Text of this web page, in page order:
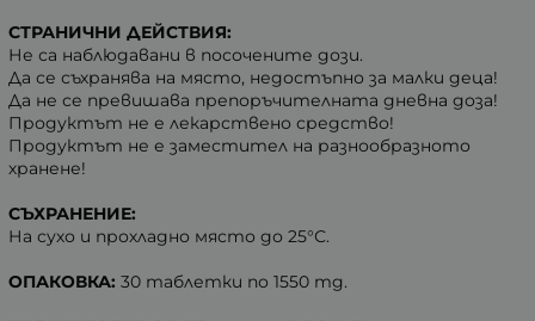
СТРАНИЧНИ ДЕЙСТВИЯ:
Не са наблюдавани в посочените дози.
Да се съхранява на място, недостъпно за малки деца!
Да не се превишава препоръчителната дневна доза!
Продуктът не е лекарствено средство!
Продуктът не е заместител на разнообразното
хранене!
СЪХРАНЕНИЕ:
На сухо и прохладно място до 25°С.
ОПАКОВКА: 30 таблетки по 1550 mg.